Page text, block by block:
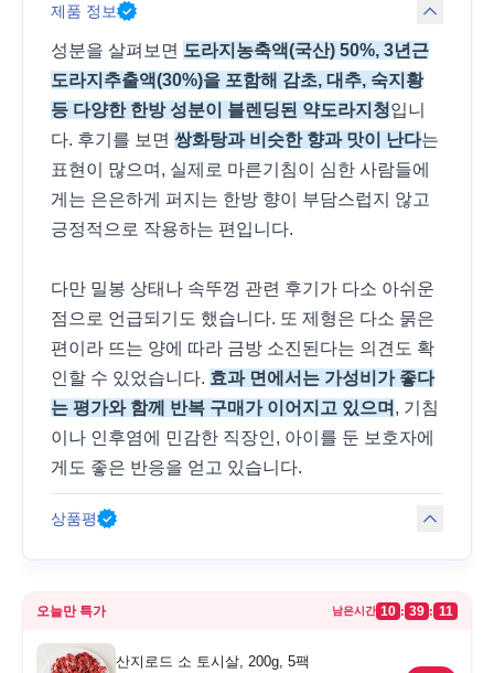
제품 정보
성분을 살펴보면 도라지농축액(국산) 50%, 3년근
도라지추출액(30%)을 포함해 감초, 대추, 숙지황
등 다양한 한방 성분이 블렌딩된 약도라지청입니
다. 후기를 보면 쌍화탕과 비슷한 향과 맛이 난다는
표현이 많으며, 실제로 마른기침이 심한 사람들에
게는 은은하게 퍼지는 한방 향이 부담스럽지 않고
긍정적으로 작용하는 편입니다.
다만 밀봉 상태나 속뚜껑 관련 후기가 다소 아쉬운
점으로 언급되기도 했습니다. 또 제형은 다소 묽은
편이라 뜨는 양에 따라 금방 소진된다는 의견도 확
인할 수 있었습니다. 효과 면에서는 가성비가 좋다
는 평가와 함께 반복 구매가 이어지고 있으며 , 기침
이나 인후염에 민감한 직장인, 아이를 둔 보호자에
게도 좋은 반응을 얻고 있습니다.
상품평
오늘만 특가 남은시간 10 : 39 : 11
산지로드 소 토시살, 200g, 5팩